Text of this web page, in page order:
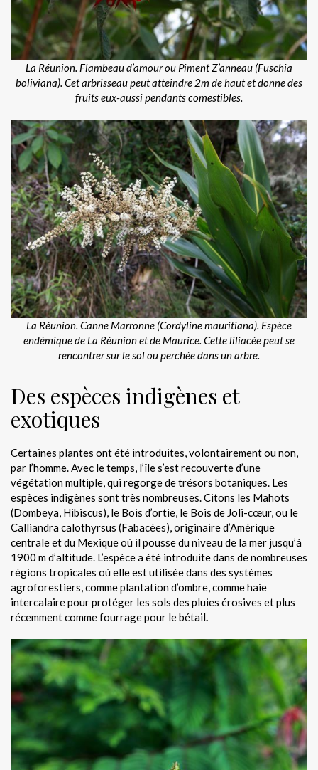
La Réunion. Flambeau d’amour ou Piment Z’anneau (Fuschia
boliviana). Cet arbrisseau peut atteindre 2m de haut et donne des
fruits eux-aussi pendants comestibles.
La Réunion. Canne Marronne (Cordyline mauritiana). Espèce
endémique de La Réunion et de Maurice. Cette liliacée peut se
rencontrer sur le sol ou perchée dans un arbre.
Des espèces indigènes et
exotiques
Certaines plantes ont été introduites, volontairement ou non,
par l’homme. Avec le temps, l’île s’est recouverte d’une
végétation multiple, qui regorge de trésors botaniques. Les
espèces indigènes sont très nombreuses. Citons les Mahots
(Dombeya, Hibiscus), le Bois d’ortie, le Bois de Joli-cœur, ou le
Calliandra calothyrsus (Fabacées), originaire d’Amérique
centrale et du Mexique où il pousse du niveau de la mer jusqu’à
1900 m d’altitude. L’espèce a été introduite dans de nombreuses
régions tropicales où elle est utilisée dans des systèmes
agroforestiers, comme plantation d’ombre, comme haie
intercalaire pour protéger les sols des pluies érosives et plus
récemment comme fourrage pour le bétail.